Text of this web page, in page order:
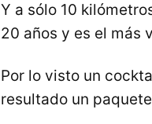
Y a sólo 10
20 años y es el más
Por lo visto un
resultado un